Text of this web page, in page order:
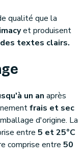
qualité que la
et produisent
textes clairs.
un an après
frais et sec
d'origine. La
entre 5 et 25°C
comprise entre 50